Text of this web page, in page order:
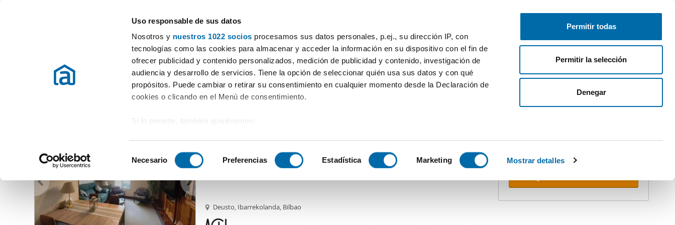
Uso responsable de sus datos
Nosotros y nuestros 1022 socios procesamos sus datos personales, p.ej., su dirección IP, con
tecnologías como las cookies para almacenar y acceder la información en su dispositivo con el fin de
ofrecer publicidad y contenido personalizados, medición de publicidad y contenido, investigación de
audiencia y desarrollo de servicios. Tiene la opción de seleccionar quién usa sus datos y con qué
propósitos. Puede cambiar o retirar su consentimiento en cualquier momento desde la Declaración de
cookies o clicando en el Menú de consentimiento.
Si lo permite, también quisiéramos:
Identificar su dispositivo analizándolo activamente para buscar características específicas (huellas
Obtenga más información sobre cómo se procesan sus datos personales y establezca sus
preferencias en la
en la Declaración de cookies.
e
e
c
Necesario Preferencias Estadística Marketing Mostrar detalles
Permitir todas
Permitir la selección
Denegar
Gratis inserieren Anmelden
Zimmer Mehr Filter - 1
Mietwohnungen Vizcaya Vermieten Wohnung Vizcaya
Provinz (235 Immobilien)
Alquiler piso ascensor Deusto
Deusto, Ibarrekolanda, Bilbao
Lassen Sie sich nicht überholen.